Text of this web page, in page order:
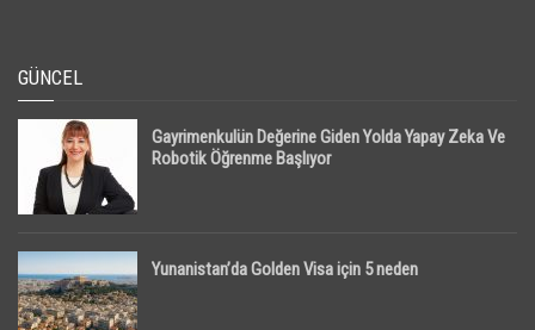
GÜNCEL
Gayrimenkulün Değerine Giden Yolda Yapay Zeka Ve
Robotik Öğrenme Başlıyor
Yunanistan’da Golden Visa için 5 neden